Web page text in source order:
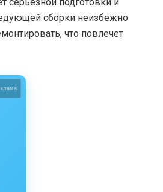
сборки неизбежно
что повлечет